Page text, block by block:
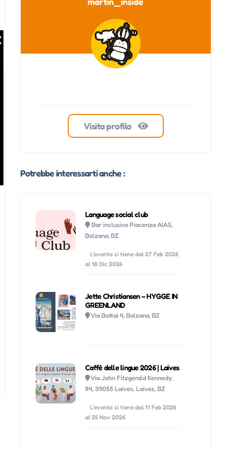
Visita profilo
Potrebbe interessarti anche :
Language social club
Bar inclusivo Piacenza AIAS,
Bolzano, BZ
L'evento si tiene dal 27 Feb 2026
al 18 Dic 2026
Jette Christiansen – HYGGE IN
GREENLAND
Via Bottai 4, Bolzano, BZ
Caffè delle lingue 2026 | Laives
Via John Fitzgerald Kennedy,
94, 39055 Laives, Laives, BZ
L'evento si tiene dal 11 Feb 2026
al 25 Nov 2026